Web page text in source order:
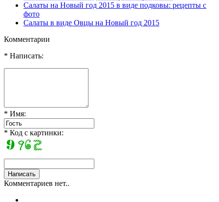
Салаты на Новый год 2015 в виде подковы: рецепты с
фото
Салаты в виде Овцы на Новый год 2015
Комментарии
* Написать:
* Имя:
* Код с картинки:
Комментариев нет..